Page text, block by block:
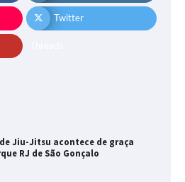
Twitter
Jiu-Jitsu acontece de graça
RJ de São Gonçalo